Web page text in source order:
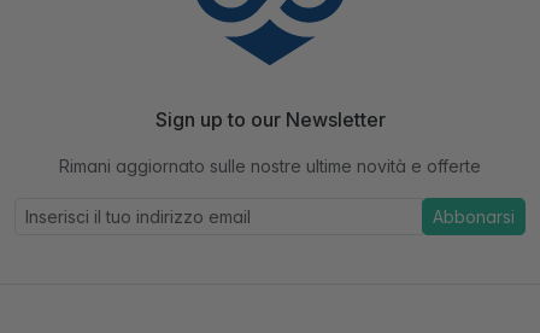
Sign up to our Newsletter
Rimani aggiornato sulle nostre ultime novità e offerte
Abbonarsi